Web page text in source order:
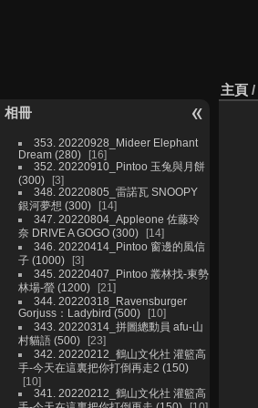
相冊
353. 20220928_Mideer Elephant
Dream (280)
16
352. 20220910_Pintoo 玉兔與月餅
(300)
3
348. 20220805_雷諾瓦 SNOOPY
銀河夢想 (300)
14
347. 20220804_Appleone 佐藤玲
奈 DRIVE A GOGO (300)
14
346. 20220414_Pintoo 窗邊的風信
子 (1000)
3
345. 20220407_Pintoo 叢林找-東勢
林場-螢 (1200)
21
344. 20220318_Ravensburger
Gorjuss：Ladybird (500)
10
343. 20220314_拼圖總動員 afu-山
村貓語 (500)
23
342. 20220212_鶴山文化社 灌籃高
手-今天在這裏把你打倒再走2 (150)
10
341. 20220212_鶴山文化社 灌籃高
主頁 /